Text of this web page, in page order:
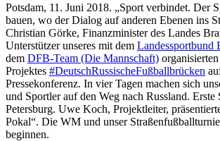
Potsdam, 11. Juni 2018. „Sport verbindet. Der
bauen, wo der Dialog auf anderen Ebenen ins
Christian Görke, Finanzminister des Landes
Unterstützer unseres mit dem Landessportbund
dem DFB-Team (Die Mannschaft) organisierten
Projektes #DeutschRussischeFußballbrücken
Pressekonferenz. In vier Tagen machen sich
und Sportler auf den Weg nach Russland. Erste
Petersburg. Uwe Koch, Projektleiter,
Pokal“. Die WM und unser
beginnen.